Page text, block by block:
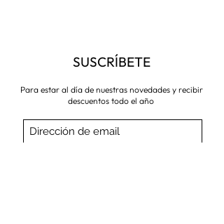
SUSCRÍBETE
Para estar al día de nuestras novedades y recibir
descuentos todo el año